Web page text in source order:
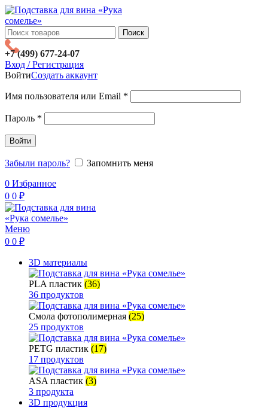
Поиск
+7 (499) 677-24-07
Вход / Регистрация
ВойтиСоздать аккаунт
Имя пользователя или Email *
Пароль *
Войти
Забыли пароль?
Запомнить меня
0 Избранное
0 0 ₽
Меню
0 0 ₽
3D материалы
PLA пластик (36)
36 продуктов
Смола фотополимерная (25)
25 продуктов
PETG пластик (17)
17 продуктов
ASA пластик (3)
3 продукта
3D продукция